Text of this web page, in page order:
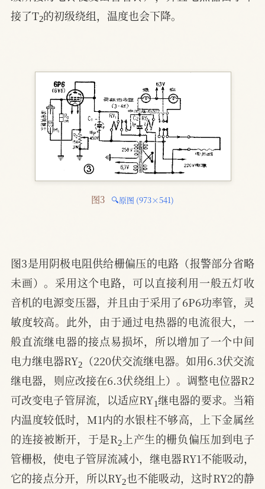
接了T2的初级绕组，温度也会下降。
图3 🔍原图 (973×541)
图3是用阴极电阻供给栅偏压的电路（报警部分省略
未画）。采用这个电路，可以直接利用一般五灯收
音机的电源变压器，并且由于采用了6P6功率管，灵
敏度较高。此外，由于通过电热器的电流很大，一
般直流继电器的接点易损坏，所以增加了一个中间
电力继电器RY2 （220伏交流继电器。如用6.3伏交流
继电器，则应改接在6.3伏绕组上）。调整电位器R2
可改变电子管屏流，以适应RY1继电器的要求。当箱
内温度较低时，M1内的水银柱不够高，上下金属丝
的连接被断开，于是R2上产生的栅负偏压加到电子
管栅极，使电子管屏流减小，继电器RY1不能吸动，
它的接点分开，所以RY2也不能吸动，这时RY2的静